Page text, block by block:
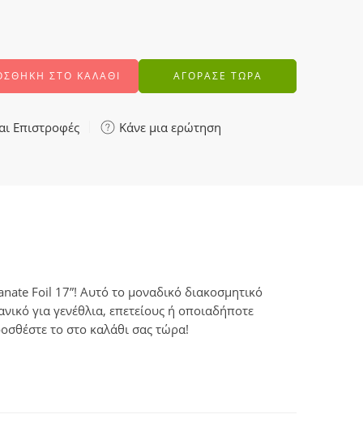
ΣΤΟ ΚΑΛΆΘΙ ΑΓΟΡΑΣΕ ΤΩΡΑ
Επιστροφές Κάνε μια ερώτηση
Foil 17”! Αυτό το μοναδικό διακοσμητικό
για γενέθλια, επετείους ή οποιαδήποτε
το στο καλάθι σας τώρα!